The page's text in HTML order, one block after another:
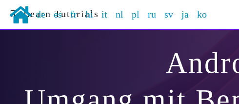
Learn Tutorials
de es fr hi it nl pl ru sv ja ko